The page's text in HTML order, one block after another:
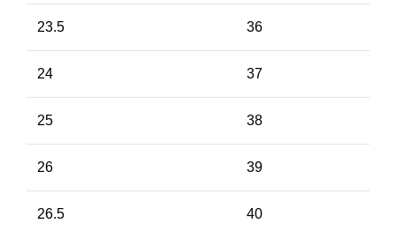
23.5 36
24 37
25 38
26 39
26.5 40